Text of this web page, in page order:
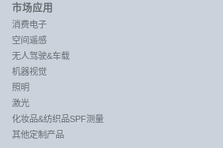
市场应用
消费电子
空间遥感
无人驾驶&车载
机器视觉
照明
激光
化妆品&纺织品SPF测量
其他定制产品